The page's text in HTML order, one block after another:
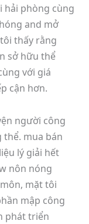
hải phòng cùng
and mở
thấy rằng
sở hữu thể
với giá
cận hơn.
người công
thể. mua bán
lý giải hết
nôn nóng
mặt tôi
mập công
phát triển